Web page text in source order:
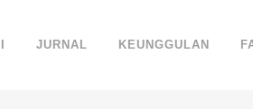
JURNAL KEUNGGULAN